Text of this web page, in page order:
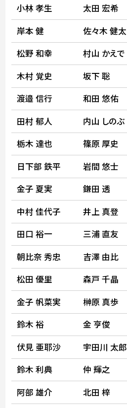
小林 孝生 太田 宏希
岸本 健
佐々木 健太
松野 和幸
村山 かえで
木村 覚史
坂下 聡
渡邉 信行
和田 悠佑
田村 郁人
内山 しのぶ
栃木 達也
篠原 厚史
日下部 鉄平
岩間 悠士
金子 夏実
鎌田 透
中村 佳代子
井上 真登
田口 裕一
三浦 直友
朝比奈 秀忠
吉澤 由比
松田 優里
森戸 千晶
金子 帆菜実
榊原 真歩
鈴木 裕
金 亨俊
伏見 亜耶沙
宇田川 太郎
鈴木 利典
仲 輝之
阿部 雄介
北田 梓